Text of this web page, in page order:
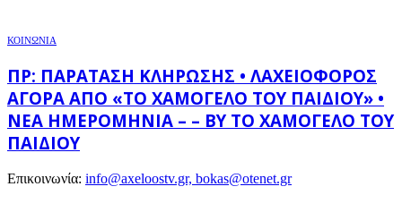
ΚΟΙΝΩΝΙΑ
ΠΡ: ΠΑΡΆΤΑΣΗ ΚΛΉΡΩΣΗΣ • ΛΑΧΕΙΟΦΌΡΟΣ
ΑΓΟΡΆ ΑΠΌ «ΤΟ ΧΑΜΌΓΕΛΟ ΤΟΥ ΠΑΙΔΙΟΎ» •
ΝΈΑ ΗΜΕΡΟΜΗΝΊΑ – – BY ΤΟ ΧΑΜΌΓΕΛΟ ΤΟΥ
ΠΑΙΔΙΟΎ
Επικοινωνία: info@axeloostv.gr, bokas@otenet.gr